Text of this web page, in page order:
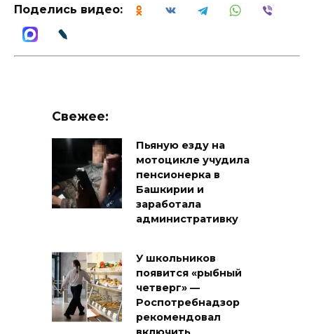
Поделись видео:
Свежее:
Пьяную езду на
мотоцикле учудила
пенсионерка в
Башкирии и
заработала
административку
У школьников
появится «рыбный
четверг» —
Роспотребнадзор
рекомендовал